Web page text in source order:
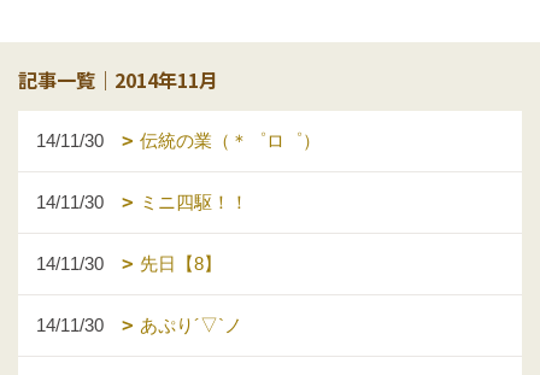
記事一覧｜2014年11月
14/11/30 伝統の業（＊゜ロ゜）
14/11/30 ミニ四駆！！
14/11/30 先日【8】
14/11/30 あぷり´▽`ノ